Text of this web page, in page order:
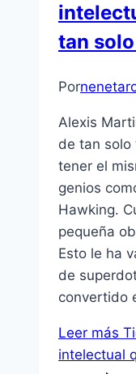
tan
Por
Alexis
de tan solo
tener el
genios
Hawking.
pequeña
Esto le ha
de
convertido
Leer más
intelectual